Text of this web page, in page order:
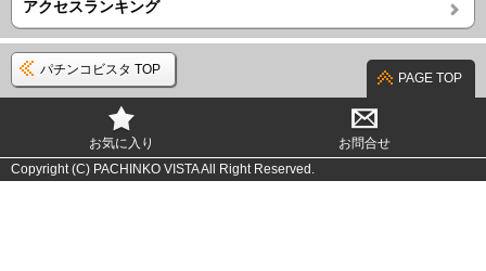
アクセスランキング
パチンコビスタ TOP
PAGE TOP
お気に入り
お問合せ
Copyright (C) PACHINKO VISTA All Right Reserved.